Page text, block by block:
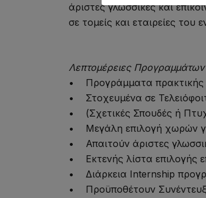
άριστες γλωσσικές και
σε τομείς και εταιρείες του
Λεπτομέρειες
• Προγράμματα πρακτικής
• Στοχευμένα σε
• (Σχετικές Σπουδές ή
• Μεγάλη επιλογή χωρών
• Απαιτούν άριστες
• Εκτενής λίστα επιλογής
• Διάρκεια Internship
• Προϋποθέτουν